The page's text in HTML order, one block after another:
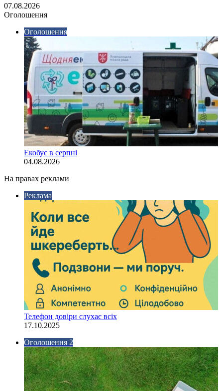
07.08.2026
Оголошення
Оголошення
Екобус в серпні
04.08.2026
На правах реклами
Реклама
Телефон довіри слухає всіх
17.10.2025
Оголошення 2